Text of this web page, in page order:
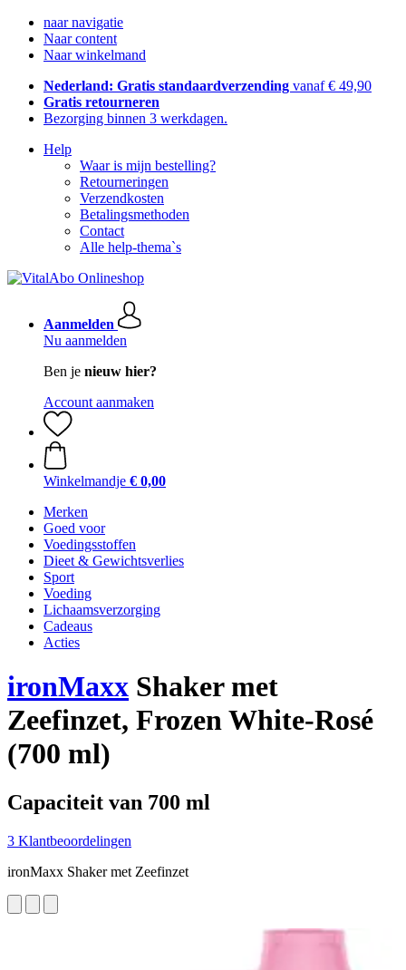
naar navigatie
Naar content
Naar winkelmand
Nederland: Gratis standaardverzending vanaf € 49,90
Gratis retourneren
Bezorging binnen 3 werkdagen.
Help
Waar is mijn bestelling?
Retourneringen
Verzendkosten
Betalingsmethoden
Contact
Alle help-thema`s
Aanmelden
Nu aanmelden
Ben je nieuw hier?
Account aanmaken
Winkelmandje € 0,00
Merken
Goed voor
Voedingsstoffen
Dieet & Gewichtsverlies
Sport
Voeding
Lichaamsverzorging
Cadeaus
Acties
ironMaxx Shaker met
Zeefinzet, Frozen White-Rosé
(700 ml)
Capaciteit van 700 ml
3 Klantbeoordelingen
ironMaxx Shaker met Zeefinzet